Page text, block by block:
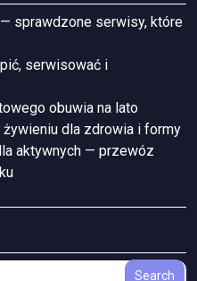
sprawdzone serwisy, które
serwisować i
obuwia na lato
dla zdrowia i formy
aktywnych — przewóz
Search